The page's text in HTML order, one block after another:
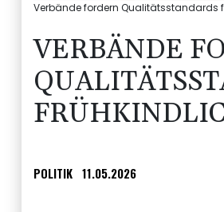
Verbände fordern Qualitätsstandards
VERBÄNDE
POLITIK 11.05.2026